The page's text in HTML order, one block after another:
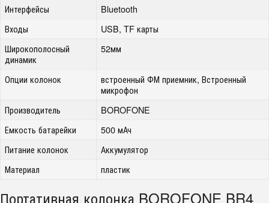
Интерфейсы
Bluetooth
Входы
USB, TF карты
Широкополосный
динамик
52мм
Опции колонок
встроенный ФМ приемник, Встроенный
микрофон
Производитель
BOROFONE
Емкость батарейки
500 мАч
Питание колонок
Аккумулятор
Материал
пластик
Портативная колонка BOROFONE BR4